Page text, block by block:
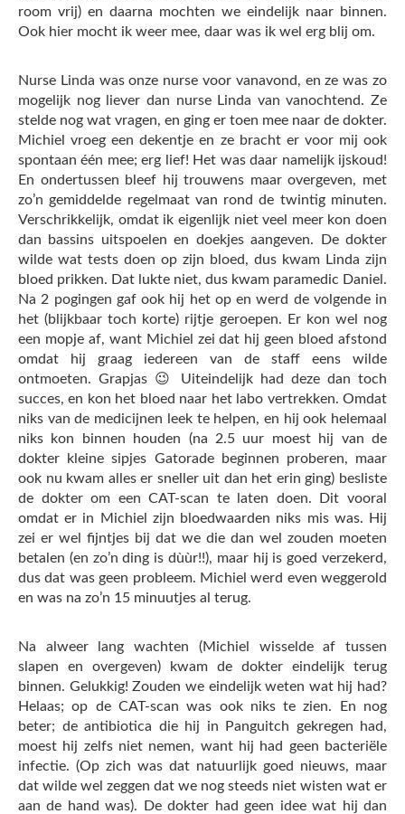
room vrij) en daarna mochten we eindelijk naar binnen.
Ook hier mocht ik weer mee, daar was ik wel erg blij om.
Nurse Linda was onze nurse voor vanavond, en ze was zo
mogelijk nog liever dan nurse Linda van vanochtend. Ze
stelde nog wat vragen, en ging er toen mee naar de dokter.
Michiel vroeg een dekentje en ze bracht er voor mij ook
spontaan één mee; erg lief! Het was daar namelijk ijskoud!
En ondertussen bleef hij trouwens maar overgeven, met
zo’n gemiddelde regelmaat van rond de twintig minuten.
Verschrikkelijk, omdat ik eigenlijk niet veel meer kon doen
dan bassins uitspoelen en doekjes aangeven. De dokter
wilde wat tests doen op zijn bloed, dus kwam Linda zijn
bloed prikken. Dat lukte niet, dus kwam paramedic Daniel.
Na 2 pogingen gaf ook hij het op en werd de volgende in
het (blijkbaar toch korte) rijtje geroepen. Er kon wel nog
een mopje af, want Michiel zei dat hij geen bloed afstond
omdat hij graag iedereen van de staff eens wilde
ontmoeten. Grapjas 😉 Uiteindelijk had deze dan toch
succes, en kon het bloed naar het labo vertrekken. Omdat
niks van de medicijnen leek te helpen, en hij ook helemaal
niks kon binnen houden (na 2.5 uur moest hij van de
dokter kleine sipjes Gatorade beginnen proberen, maar
ook nu kwam alles er sneller uit dan het erin ging) besliste
de dokter om een CAT-scan te laten doen. Dit vooral
omdat er in Michiel zijn bloedwaarden niks mis was. Hij
zei er wel fijntjes bij dat we die dan wel zouden moeten
betalen (en zo’n ding is dùùr!!), maar hij is goed verzekerd,
dus dat was geen probleem. Michiel werd even weggerold
en was na zo’n 15 minuutjes al terug.
Na alweer lang wachten (Michiel wisselde af tussen
slapen en overgeven) kwam de dokter eindelijk terug
binnen. Gelukkig! Zouden we eindelijk weten wat hij had?
Helaas; op de CAT-scan was ook niks te zien. En nog
beter; de antibiotica die hij in Panguitch gekregen had,
moest hij zelfs niet nemen, want hij had geen bacteriële
infectie. (Op zich was dat natuurlijk goed nieuws, maar
dat wilde wel zeggen dat we nog steeds niet wisten wat er
aan de hand was). De dokter had geen idee wat hij dan